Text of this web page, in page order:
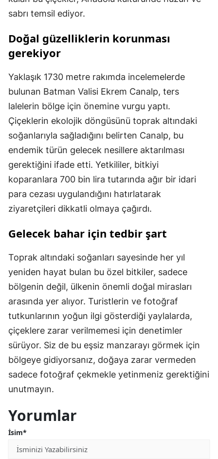
sabrı temsil ediyor.
Doğal güzelliklerin korunması
gerekiyor
Yaklaşık 1730 metre rakımda incelemelerde
bulunan Batman Valisi Ekrem Canalp, ters
lalelerin bölge için önemine vurgu yaptı.
Çiçeklerin ekolojik döngüsünü toprak altındaki
soğanlarıyla sağladığını belirten Canalp, bu
endemik türün gelecek nesillere aktarılması
gerektiğini ifade etti. Yetkililer, bitkiyi
koparanlara 700 bin lira tutarında ağır bir idari
para cezası uygulandığını hatırlatarak
ziyaretçileri dikkatli olmaya çağırdı.
Gelecek bahar için tedbir şart
Toprak altındaki soğanları sayesinde her yıl
yeniden hayat bulan bu özel bitkiler, sadece
bölgenin değil, ülkenin önemli doğal mirasları
arasında yer alıyor. Turistlerin ve fotoğraf
tutkunlarının yoğun ilgi gösterdiği yaylalarda,
çiçeklere zarar verilmemesi için denetimler
sürüyor. Siz de bu eşsiz manzarayı görmek için
bölgeye gidiyorsanız, doğaya zarar vermeden
sadece fotoğraf çekmekle yetinmeniz gerektiğini
unutmayın.
Yorumlar
İsim*